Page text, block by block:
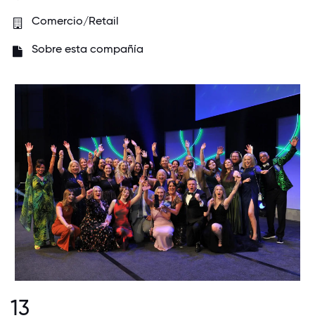
Comercio/Retail
Sobre esta compañía
13